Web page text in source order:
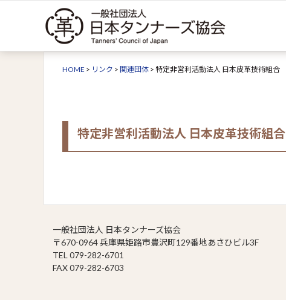
HOME > リンク > 関連団体 > 特定非営利活動法人 日本皮革技術組合
特定非営利活動法人 日本皮革技術組合
一般社団法人 日本タンナーズ協会
〒670-0964 兵庫県姫路市豊沢町129番地あさひビル3F
TEL 079-282-6701
FAX 079-282-6703